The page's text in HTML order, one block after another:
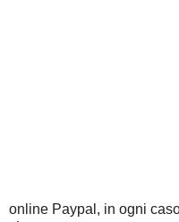
online Paypal, in ogni